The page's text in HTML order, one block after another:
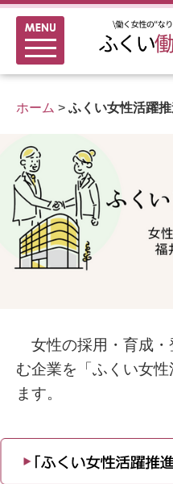
ホーム > ふくい女性活躍
女性の採用・育成・
む企業を「ふくい女
ます。
メニュー
新着情報
ふくい女性活躍推進
女性の多様なチャレ
家事シェアのススメ